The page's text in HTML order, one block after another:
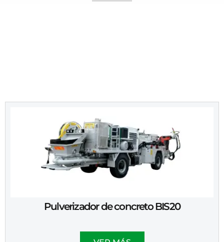
Pulverizador de concreto BIS20